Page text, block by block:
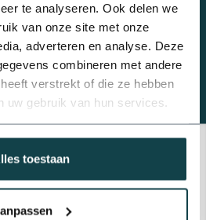
te analyseren. Ook delen we
van onze site met onze
adverteren en analyse. Deze
combineren met andere
verstrekt of die ze hebben
uw gebruik van hun services.
toestaan
advies
van de beregeningsspecialist?
of bel +31 488 -